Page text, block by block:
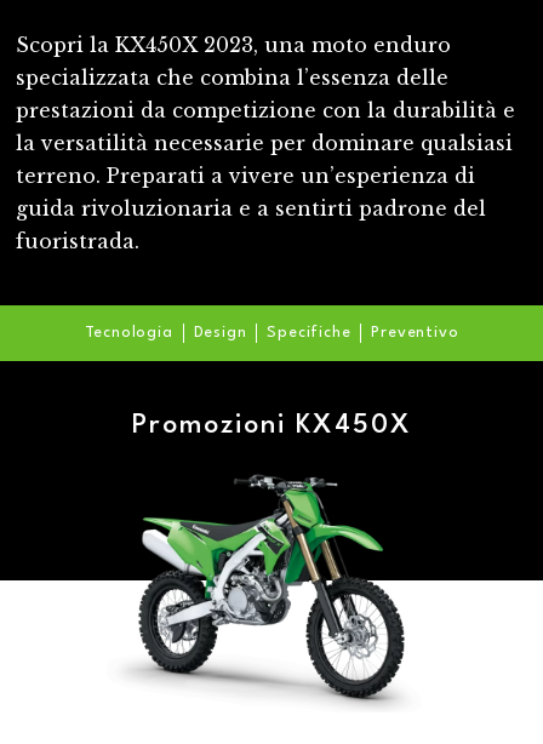
Scopri la KX450X 2023, una moto enduro
specializzata che combina l’essenza delle
prestazioni da competizione con la durabilità e
la versatilità necessarie per dominare qualsiasi
terreno. Preparati a vivere un’esperienza di
guida rivoluzionaria e a sentirti padrone del
fuoristrada.
Tecnologia Design Specifiche Preventivo
Promozioni KX450X